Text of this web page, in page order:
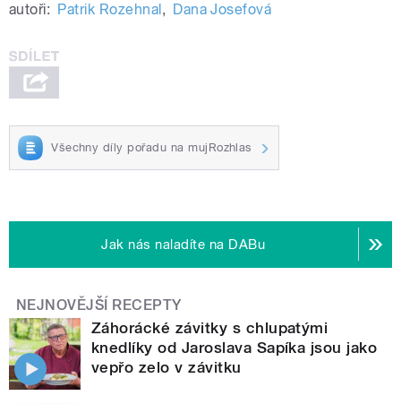
autoři: Patrik Rozehnal , Dana Josefová
Všechny díly pořadu na mujRozhlas
Jak nás naladíte na DABu
NEJNOVĚJŠÍ RECEPTY
Záhorácké závitky s chlupatými
knedlíky od Jaroslava Sapíka jsou jako
vepřo zelo v závitku